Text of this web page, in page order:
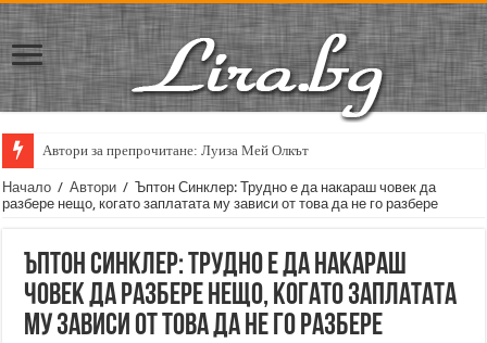
Автори за препрочитане: Луиза Мей Олкът
Кирил Кадийски: „Плачът на големия поет винаги е и сила, и
Начало / Автори / Ъптон Синклер: Трудно е да накараш човек да
разбере нещо, когато заплатата му зависи от това да не го разбере
Ъптон Синклер: Трудно е да накараш
човек да разбере нещо, когато заплатата
му зависи от това да не го разбере